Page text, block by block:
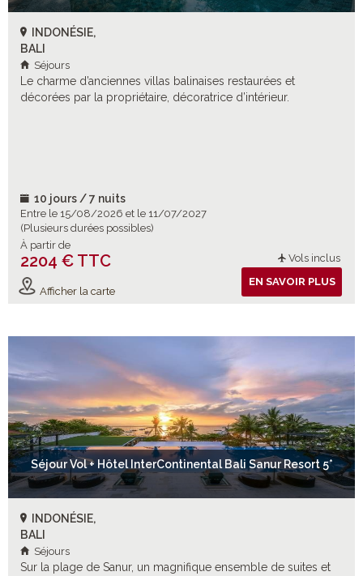
INDONÉSIE,
BALI
Séjours
Le charme d’anciennes villas balinaises restaurées et
décorées par la propriétaire, décoratrice d’intérieur.
10 jours / 7 nuits
Entre le 15/08/2026 et le 11/07/2027
(Plusieurs durées possibles)
À partir de
2204 € TTC Vols inclus
Afficher la carte
EN SAVOIR PLUS
Séjour Vol + Hôtel InterContinental Bali Sanur Resort 5*
INDONÉSIE,
BALI
Séjours
Sur la plage de Sanur, un magnifique ensemble de suites et